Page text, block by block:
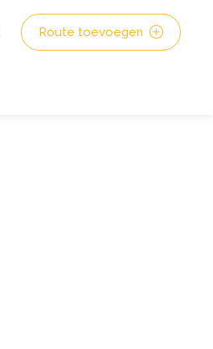
Route toevoegen